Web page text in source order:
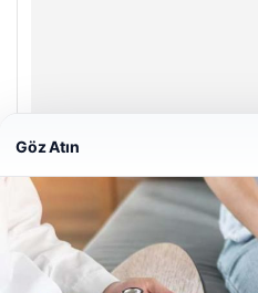
Enes Kaplan Avukatlık
28/04/2026
Göz Atın